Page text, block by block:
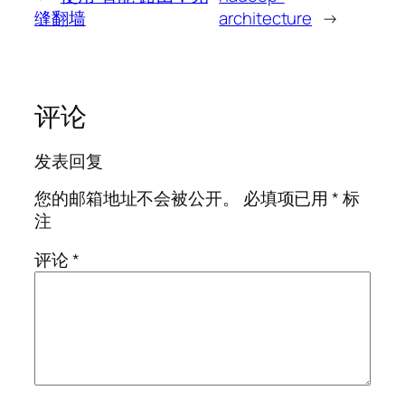
缝翻墙
architecture →
评论
发表回复
您的邮箱地址不会被公开。
必填项已用*标
注
评论*